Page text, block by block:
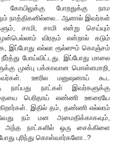
கோயிலுக்கு போறதுக்கு நாம
நாத்திகனில்லை.. ஆனால் இவர்கள்
சாமி, சாமி என்று செய்யும்
விரதம் என்றால் கடும்
இப்போது எல்லா ரூல்ஸும் கொஞ்சம்
போய்விட்டது. இப்போது மாலை
முன்பு பக்காவான மொள்ளமாறி,
ஊரில மனுஷனாய் கூட
நாப்பது நாட்கள் இவர்களுக்கு
பெரிதாய் எண்ணி ஊரையே
இதில் தம், தண்ணி எல்லாம்
நம் மன அமைதிக்காகவும்,
அந்த நாட்களில் ஒரு சைக்கிளை
புரிந்து கொள்வார்களோ..?